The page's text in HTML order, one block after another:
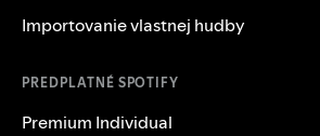
Importovanie vlastnej hudby
PREDPLATNÉ SPOTIFY
Premium Individual